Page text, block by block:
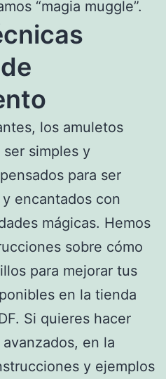
“magia muggle”.
los amuletos
simples y
para ser
encantados con
mágicas. Hemos
sobre cómo
para mejorar tus
en la tienda
Si quieres hacer
en la
y ejemplos